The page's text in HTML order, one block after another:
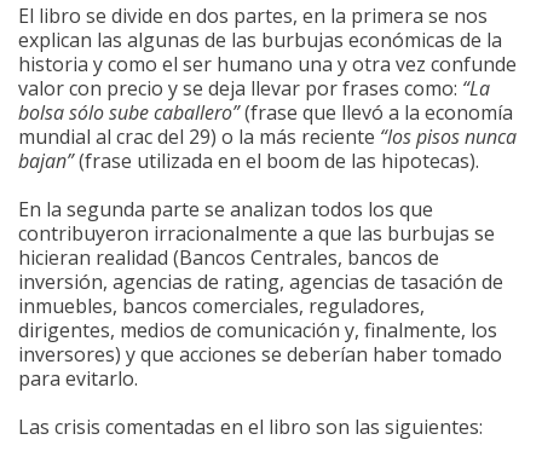
El libro se divide en dos partes, en la primera se nos
explican las algunas de las burbujas económicas de la
historia y como el ser humano una y otra vez confunde
valor con precio y se deja llevar por frases como: “La
bolsa sólo sube caballero”(frase que llevó a la economía
mundial al crac del 29) o la más reciente “los pisos nunca
bajan”(frase utilizada en el boom de las hipotecas).
En la segunda parte se analizan todos los que
contribuyeron irracionalmente a que las burbujas se
hicieran realidad (Bancos Centrales, bancos de
inversión, agencias de rating, agencias de tasación de
inmuebles, bancos comerciales, reguladores,
dirigentes, medios de comunicación y, finalmente, los
inversores) y que acciones se deberían haber tomado
para evitarlo.
Las crisis comentadas en el libro son las siguientes: